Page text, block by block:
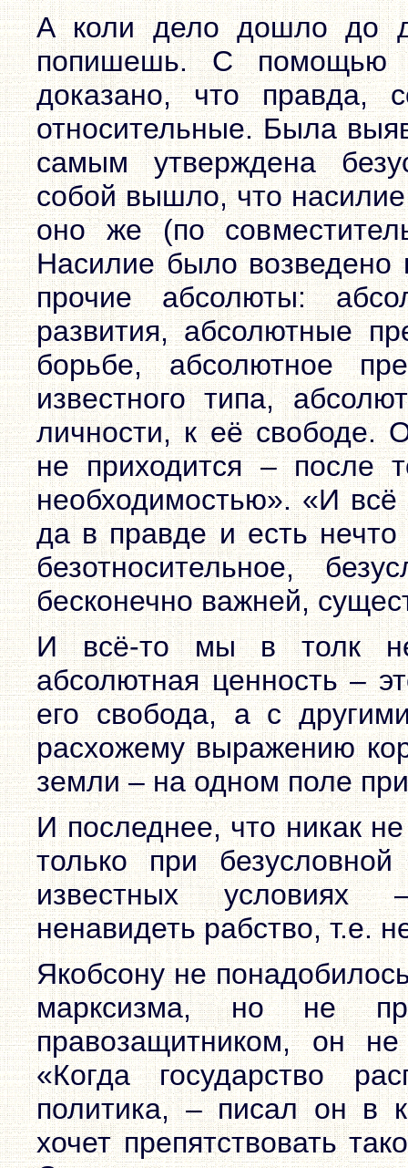
А коли дело дошло до
попишешь. С помощью
доказано, что правда,
относительные. Была
самым утверждена
собой вышло, что
оно же (по
Насилие было возведено
прочие абсолюты:
развития, абсолютные
борьбе, абсолютное
известного типа,
личности, к её свободе.
не приходится – после
необходимостью». «И
да в правде и есть нечто
безотносительное,
бесконечно важней,
И всё-то мы в толк не
абсолютная ценность –
его свобода, а с
расхожему выражению
земли – на одном поле
И последнее, что никак
только при
известных условиях
ненавидеть рабство, т.е.
Якобсону не
марксизма, но не
правозащитником, он
«Когда государство
политика, – писал он в
хочет препятствовать